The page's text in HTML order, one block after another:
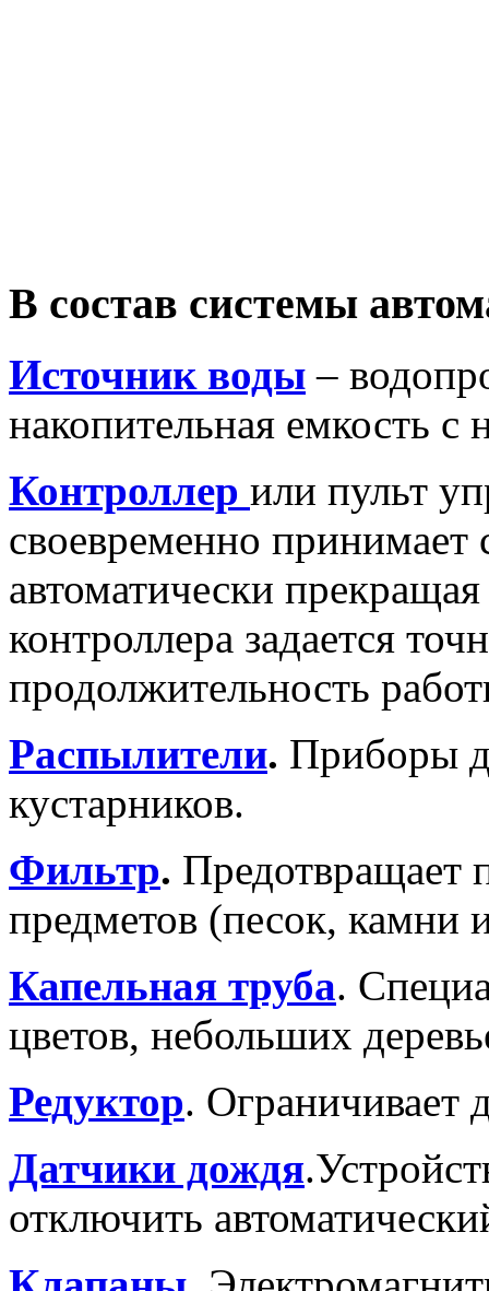
В состав системы
Источник воды –
накопительная емкость с
Контроллер или пульт
своевременно принимает
автоматически
контроллера задается
продолжительность
Распылители. Приборы
кустарников.
Фильтр. Предотвращает
предметов (песок, камни
Капельная труба.
цветов, небольших
Редуктор. Ограничивает
Датчики дождя
отключить